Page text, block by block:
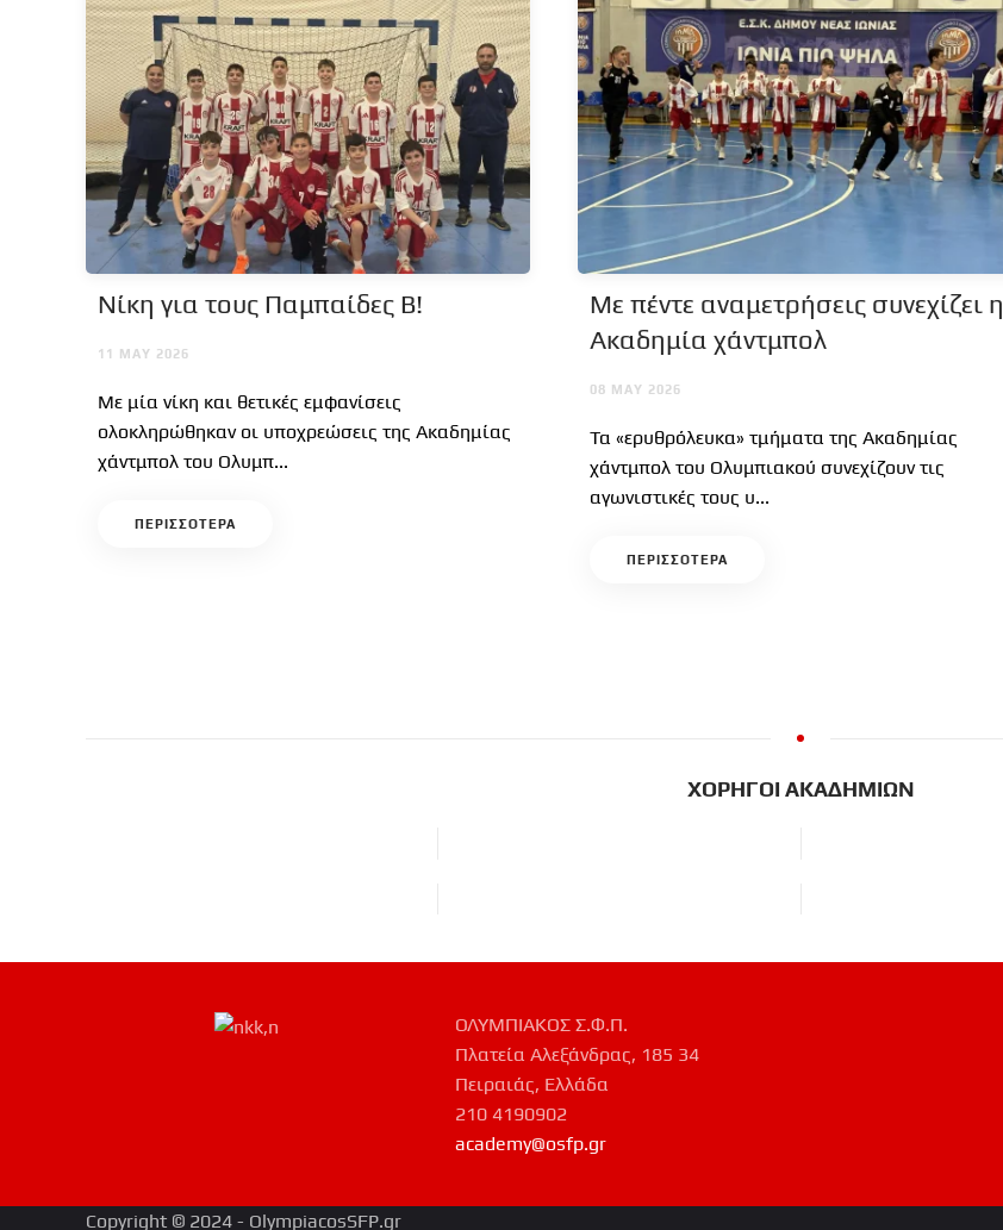
Νίκη για τους Παμπαίδες Β!
11 MAY 2026
Με μία νίκη και θετικές εμφανίσεις
ολοκληρώθηκαν οι υποχρεώσεις της Ακαδημίας
χάντμπολ του Ολυμπ...
ΠΕΡΙΣΣΟΤΕΡΑ
Με πέντε αναμετρήσεις συνεχίζει η
Ακαδημία χάντμπολ
08 MAY 2026
Τα «ερυθρόλευκα» τμήματα της Ακαδημίας
χάντμπολ του Ολυμπιακού συνεχίζουν τις
αγωνιστικές τους υ...
ΠΕΡΙΣΣΟΤΕΡΑ
ΧΟΡΗΓΟΙ ΑΚΑΔΗΜΙΩΝ
ΟΛΥΜΠΙΑΚΟΣ Σ.Φ.Π.
Πλατεία Αλεξάνδρας, 185 34
Πειραιάς, Ελλάδα
210 4190902
academy@osfp.gr
Copyright © 2024 - OlympiacosSFP.gr